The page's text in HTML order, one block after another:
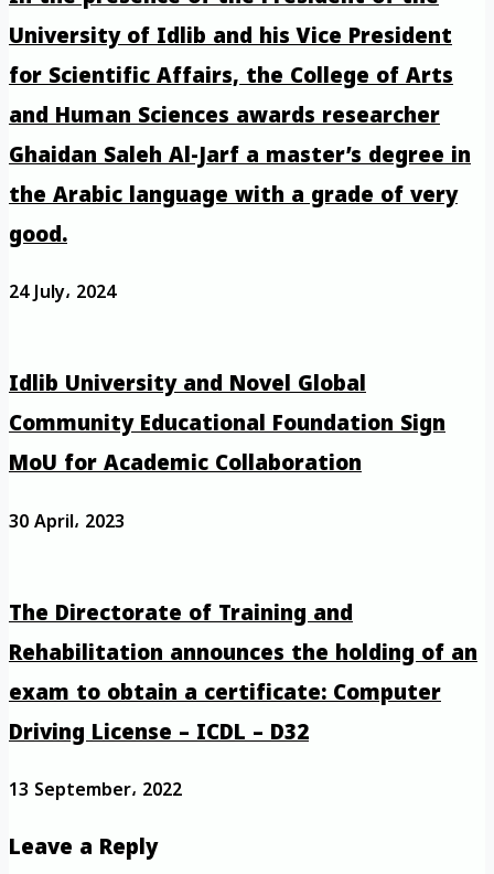
University of Idlib and his Vice President
for Scientific Affairs, the College of Arts
and Human Sciences awards researcher
Ghaidan Saleh Al-Jarf a master’s degree in
the Arabic language with a grade of very
good.
24 July، 2024
Idlib University and Novel Global
Community Educational Foundation Sign
MoU for Academic Collaboration
30 April، 2023
The Directorate of Training and
Rehabilitation announces the holding of an
exam to obtain a certificate: Computer
Driving License – ICDL – D32
13 September، 2022
Leave a Reply